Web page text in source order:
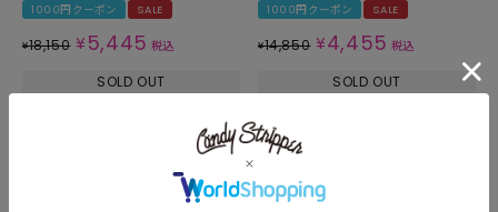
1000円クーポン SALE
¥18,150 ¥ 5,445 税込
SOLD OUT
1000円クーポン SALE
¥14,850 ¥4,455 税込
SOLD OUT